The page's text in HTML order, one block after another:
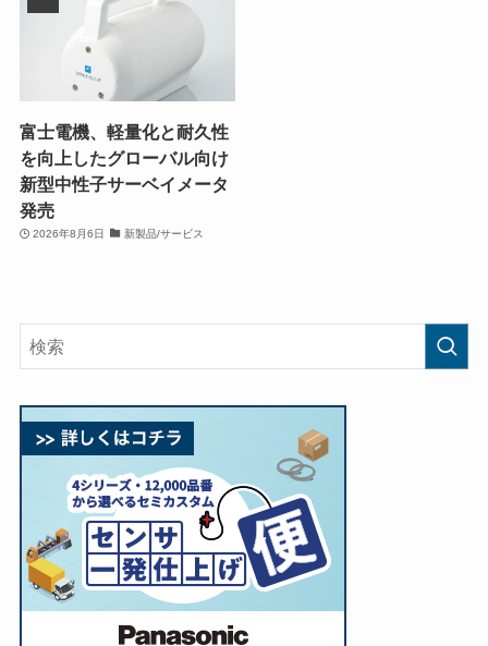
富士電機、軽量化と耐久性
を向上したグローバル向け
新型中性子サーベイメータ
発売
2026年8月6日 新製品/サービス